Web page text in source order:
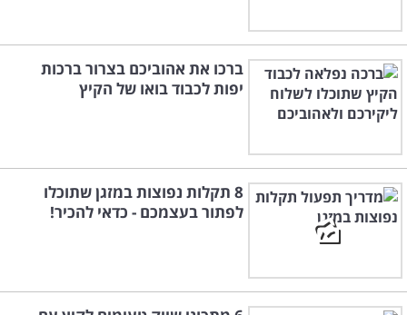
ברכו את אהוביכם בצרור ברכות
יפות לכבוד בואו של הקיץ
8 תקלות נפוצות במזגן שתוכלו
לפתור בעצמכם - כדאי להכיר!